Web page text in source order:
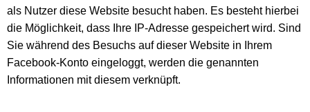
als Nutzer diese Website besucht haben. Es besteht hierbei
die Möglichkeit, dass Ihre IP-Adresse gespeichert wird. Sind
Sie während des Besuchs auf dieser Website in Ihrem
Facebook-Konto eingeloggt, werden die genannten
Informationen mit diesem verknüpft.